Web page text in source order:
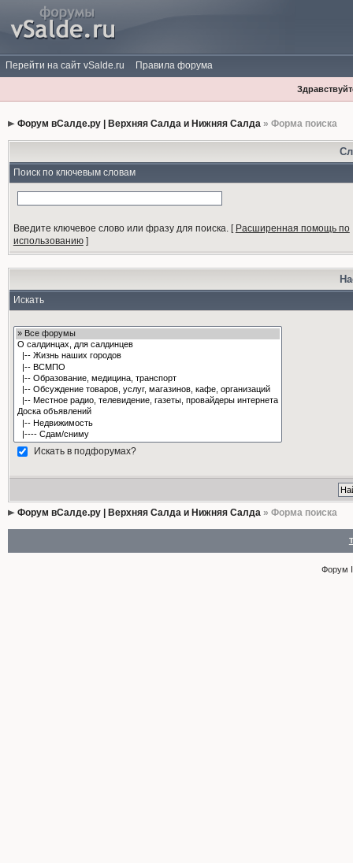
Перейти на сайт vSalde.ru Правила форума
Форум вСалде.ру | Верхняя Салда и Нижняя Салда» Форма поиска
Поиск по ключевым словам
Введите ключевое слово или фразу для поиска.[ Расширенная помощь по
использованию]
Искать
Искать в подфорумах?
Форум вСалде.ру | Верхняя Салда и Нижняя Салда» Форма поиска
Форум